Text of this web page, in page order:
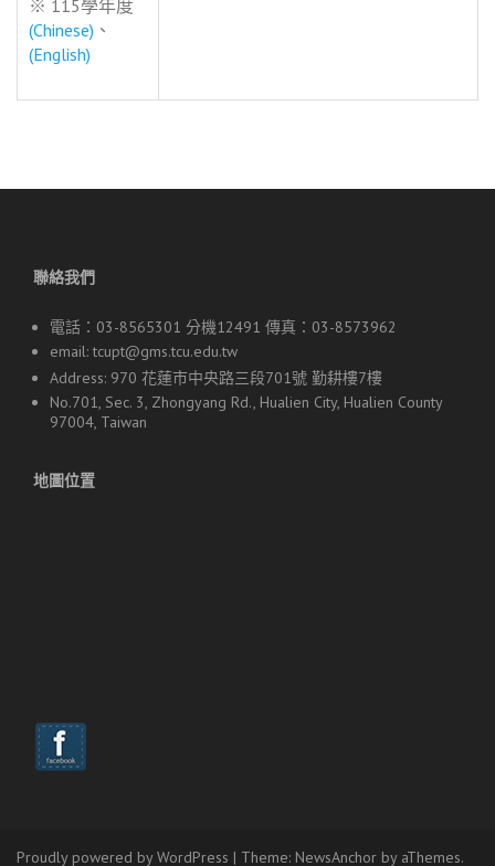
※ 115學年度
(Chinese) 、
(English)
聯絡我們
電話：03-8565301 分機12491 傳真：03-8573962
email:tcupt@gms.tcu.edu.tw
Address: 970 花蓮市中央路三段701號 勤耕樓7樓
No.701, Sec. 3, Zhongyang Rd., Hualien City, Hualien County
97004, Taiwan
地圖位置
Proudly powered by WordPress | Theme: NewsAnchor by aThemes.